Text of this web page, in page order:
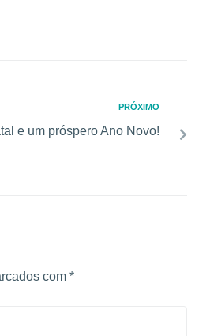
PRÓXIMO
e um próspero Ano Novo!
com *